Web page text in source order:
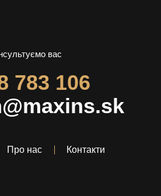
вас
783 106
Про нас Контакти